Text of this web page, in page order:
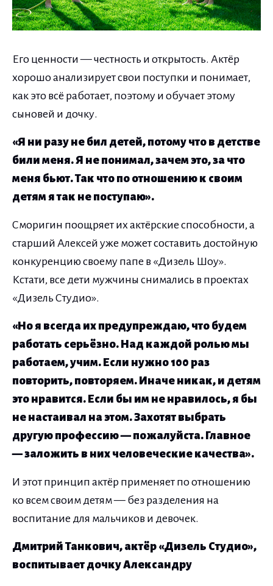
Его ценности — честность и открытость. Актёр
хорошо анализирует свои поступки и понимает,
как это всё работает, поэтому и обучает этому
сыновей и дочку.
«Я ни разу не бил детей, потому что в детстве
били меня. Я не понимал, зачем это, за что
меня бьют. Так что по отношению к своим
детям я так не поступаю».
Сморигин поощряет их актёрские способности, а
старший Алексей уже может составить достойную
конкуренцию своему папе в «Дизель Шоу».
Кстати, все дети мужчины снимались в проектах
«Дизель Студио».
«Но я всегда их предупреждаю, что будем
работать серьёзно. Над каждой ролью мы
работаем, учим. Если нужно 100 раз
повторить, повторяем. Иначе никак, и детям
это нравится. Если бы им не нравилось, я бы
не настаивал на этом. Захотят выбрать
другую профессию — пожалуйста. Главное
— заложить в них человеческие качества».
И этот принцип актёр применяет по отношению
ко всем своим детям — без разделения на
воспитание для мальчиков и девочек.
Дмитрий Танкович, актёр «Дизель Студио»,
воспитывает дочку Александру